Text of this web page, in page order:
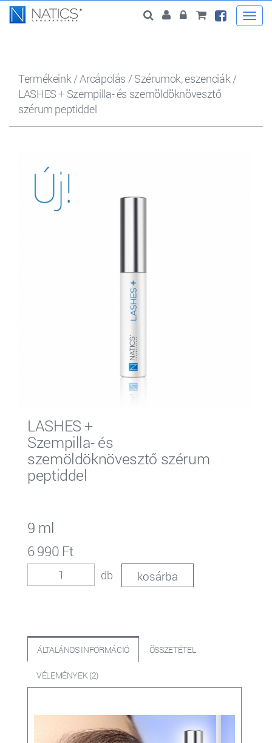
Termékeink/Arcápolás /Szérumok, eszenciák/
LASHES + Szempilla- és szemöldöknövesztő
szérum peptiddel
LASHES +
Szempilla- és
szemöldöknövesztő szérum
peptiddel
9 ml
6 990 Ft
db
ÁLTALÁNOS INFORMÁCIÓ ÖSSZETÉTEL
VÉLEMÉNYEK (2)